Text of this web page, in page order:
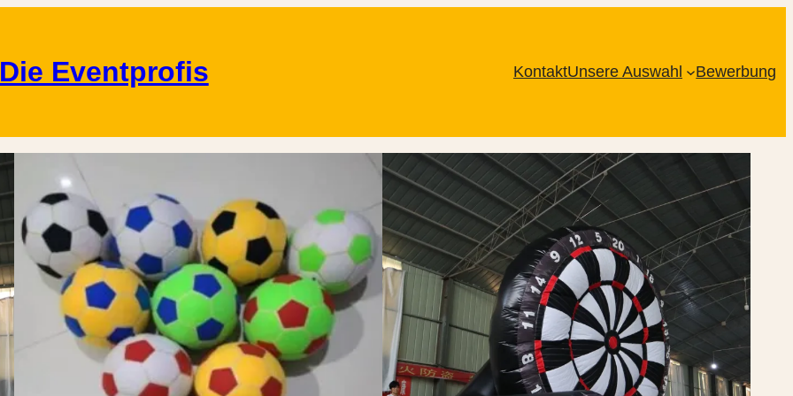
Eventprofis KontaktUnsere Auswahl Bewerbung